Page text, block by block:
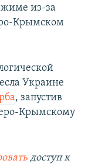
из-за
Крымском
Украине
, запустив
Крымскому
доступ к